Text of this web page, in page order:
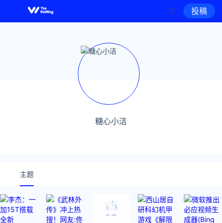
投稿
糖心小洁
主题